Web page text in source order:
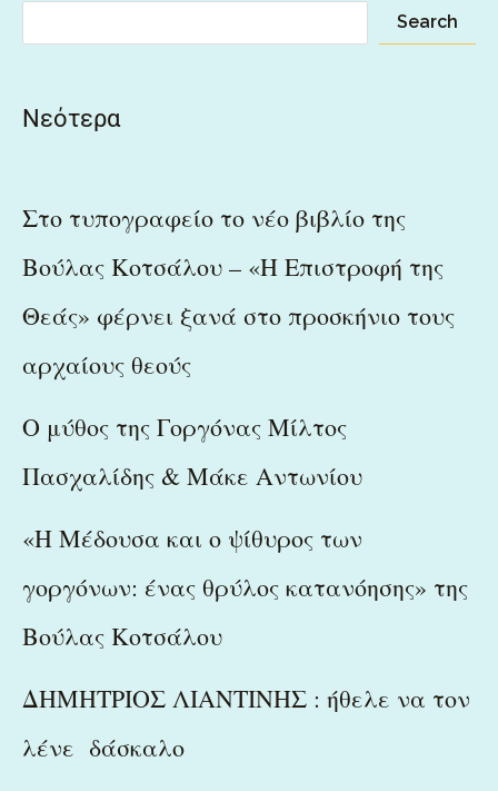
Search
Νεότερα
Στο τυπογραφείο το νέο βιβλίο της
Βούλας Κοτσάλου – «Η Επιστροφή της
Θεάς» φέρνει ξανά στο προσκήνιο τους
αρχαίους θεούς
Ο μύθος της Γοργόνας Μίλτος
Πασχαλίδης & Μάκε Αντωνίου
«Η Μέδουσα και ο ψίθυρος των
γοργόνων: ένας θρύλος κατανόησης» της
Βούλας Κοτσάλου
ΔΗΜΗΤΡΙΟΣ ΛΙΑΝΤΙΝΗΣ : ήθελε να τον
λένε δάσκαλο